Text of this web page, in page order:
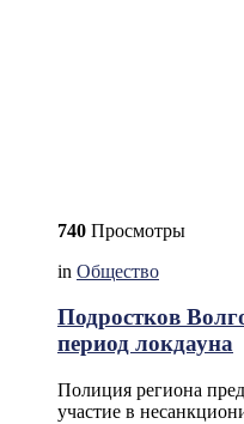
740 Просмотры
in Общество
Подростков
период локдауна
Полиция региона
участие в